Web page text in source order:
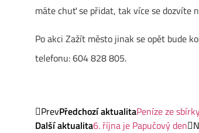
máte chuť se přidat, tak více se dozvíte
Po akci Zažít město jinak se opět bude
telefonu: 604 828 805.
PrevPředchozí aktualitaPeníze ze
Další aktualita6. října je Papučový den